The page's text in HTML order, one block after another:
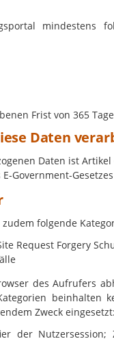
mindestens
Frist von 365
Daten
Daten ist Artikel
Government-
folgende
Request Forgery
des Aufrufers
Zweck eingesetzt:
der